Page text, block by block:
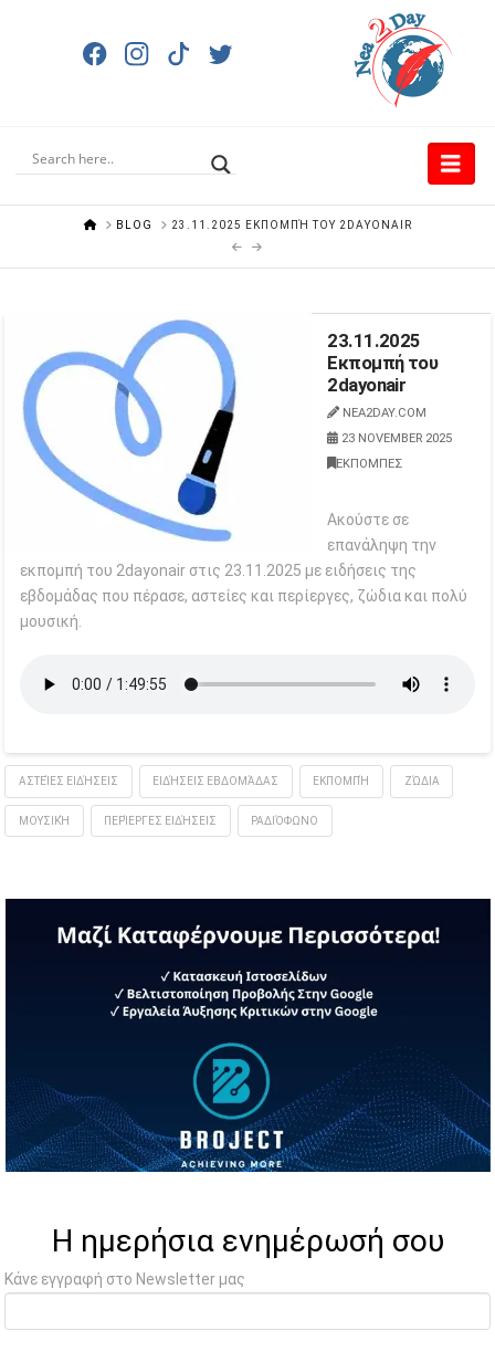
HOMEBLOG 23.11.2025 ΕΚΠΟΜΠΉ ΤΟΥ 2DAYONAIR
23.11.2025
Εκπομπή του
2dayonair
NEA2DAY.COM
23 NOVEMBER 2025
ΕΚΠΟΜΠΕΣ
Ακούστε σε
επανάληψη την
εκπομπή του 2dayonair στις 23.11.2025 με ειδήσεις της
εβδομάδας που πέρασε, αστείες και περίεργες, ζώδια και πολύ
μουσική.
ΑΣΤΕΊΕΣ ΕΙΔΉΣΕΙΣ ΕΙΔΉΣΕΙΣ ΕΒΔΟΜΆΔΑΣ ΕΚΠΟΜΠΉ ΖΏΔΙΑ
ΜΟΥΣΙΚΉ ΠΕΡΊΕΡΓΕΣ ΕΙΔΉΣΕΙΣ ΡΑΔΙΌΦΩΝΟ
Η ημερήσια ενημέρωσή σου
Κάνε εγγραφή στο Newsletter μας